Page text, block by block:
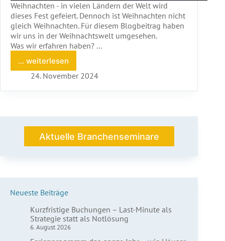
Weihnachten - in vielen Ländern der Welt wird
dieses Fest gefeiert. Dennoch ist Weihnachten nicht
gleich Weihnachten. Für diesem Blogbeitrag haben
wir uns in der Weihnachtswelt umgesehen.
Was wir erfahren haben? ...
... weiterlesen
Weihnachten
mal
Festliche
aus
aller
24. November 2024
Aktuelle Branchenseminare
Neueste Beiträge
Kurzfristige Buchungen – Last-Minute als
Strategie statt als Notlösung
6. August 2026